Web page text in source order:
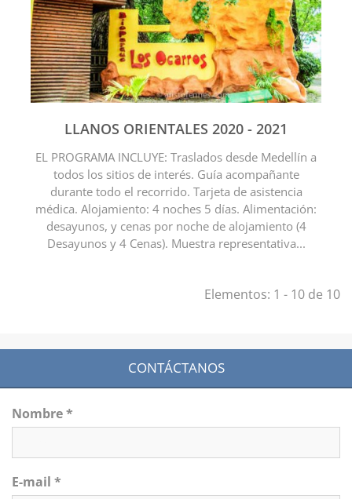
LLANOS ORIENTALES 2020 - 2021
EL PROGRAMA INCLUYE: Traslados desde Medellín a
todos los sitios de interés. Guía acompañante
durante todo el recorrido. Tarjeta de asistencia
médica. Alojamiento: 4 noches 5 días. Alimentación:
desayunos, y cenas por noche de alojamiento (4
Desayunos y 4 Cenas). Muestra representativa...
Elementos: 1 - 10 de 10
CONTÁCTANOS
Nombre *
E-mail *